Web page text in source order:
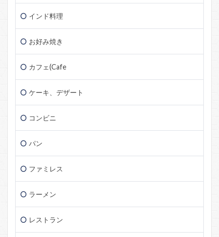
インド料理
お好み焼き
カフェ(Cafe
ケーキ、デザート
コンビニ
パン
ファミレス
ラーメン
レストラン